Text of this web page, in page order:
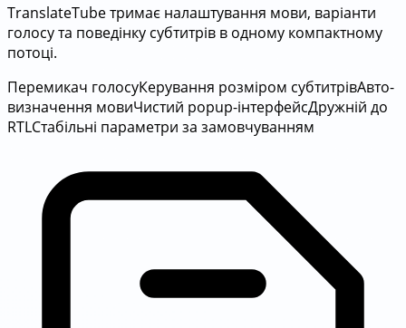
TranslateTube тримає налаштування мови, варіанти
голосу та поведінку субтитрів в одному компактному
потоці.
Перемикач голосуКерування розміром субтитрівАвто-
визначення мовиЧистий popup-інтерфейсДружній до
RTLСтабільні параметри за замовчуванням